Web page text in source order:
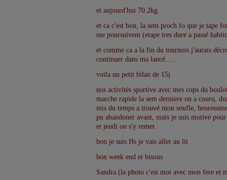
et aujourd'hui 70.2kg
et ca c'est bon, la sem proch fo que je tape
me poursuivent (etape tres dure a passé
et comme ca a la fin du tournois j'aurais
continuer dans ma lancé.....
voila un petit bilan de 15j
nos activités sportive avec mes cops du
marche rapide la sem derniere on a couru,
mis du temps a trouvé mon soufle,
pu abandoner avant, mais je suis motivé
et jeudi on s'y remet
bon je suis Hs je vais aller au lit
bon week end et bisous
Sandra (la photo c'est moi avec mon fere et